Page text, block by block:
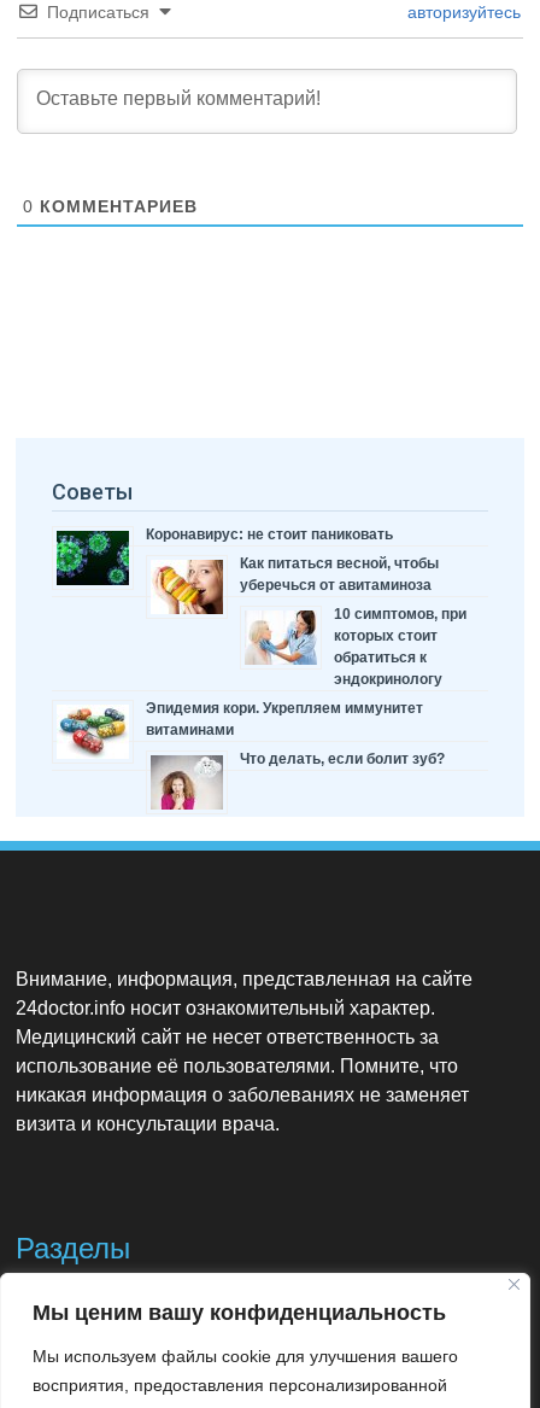
Мы ценим вашу конфиденциальность
Мы используем файлы cookie для улучшения вашего
восприятия, предоставления персонализированной
Подписаться авторизуйтесь
0 КОММЕНТАРИЕВ
Советы
Коронавирус: не стоит паниковать
Как питаться весной, чтобы
уберечься от авитаминоза
10 симптомов, при
которых стоит
обратиться к
эндокринологу
Эпидемия кори. Укрепляем иммунитет
витаминами
Что делать, если болит зуб?
Внимание, информация, представленная на сайте
24doctor.info носит ознакомительный характер.
Медицинский сайт не несет ответственность за
использование её пользователями. Помните, что
никакая информация о заболеваниях не заменяет
визита и консультации врача.
Разделы
Контакты
Использование материалов